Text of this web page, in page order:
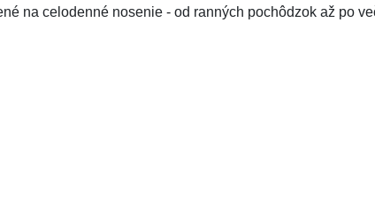
na celodenné nosenie - od ranných pochôdzok až po